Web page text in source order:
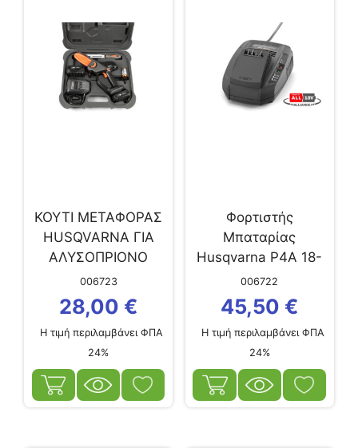
ΚΟΥΤΙ ΜΕΤΑΦΟΡΑΣ
HUSQVARNA ΓΙΑ
ΑΛΥΣΟΠΡΙΟΝΟ
ΜΠΑΤΑΡΙΑΣ ASPIRE
006723
28,00 €
Η τιμή περιλαμβάνει ΦΠΑ
24%
Φορτιστής
Μπαταρίας
Husqvarna P4A 18-
C70 70W
006722
45,50 €
Η τιμή περιλαμβάνει ΦΠΑ
24%